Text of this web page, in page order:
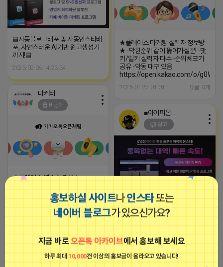
홍보하실 사이트나인스타또는
네이버 블로그가 있으신가요?
지금 바로오픈톡 아카이브에서 홍보해 보세요
하루 최대 10,000건 이상의 홍보글이 올라오고 있습니다!
▤자동블로그배포 및 자동인스타배
포, 자연스러운 AI기반 원고생성기
까지!▤
2023-09-06 14:23:34
★플레이스 마케팅 실력자 정보방
★ -막힌순위 같이 뚫어가실분! -맛
키/일키 실력자 다수 -순위체크기
공유 -악동 대구 있음
https://open.kakao.com/o/
2026-01-27 04:04 댓글: 0개
마케터
비공개
★플레이스 영수증 리뷰★
2026-01-26 05:10 댓글: 0개
■아이피몬스터■
광고
[아이피몬스터] 전국 최저가 마케팅
용 KT아이피서비스!!
비공개
마케터
비공개